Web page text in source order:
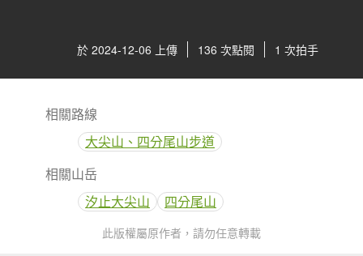
於 2024-12-06 上傳 136 次點閱 1 次拍手
相關路線
大尖山、四分尾山步道
相關山岳
汐止大尖山
四分尾山
此版權屬原作者，請勿任意轉載